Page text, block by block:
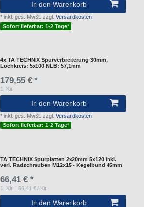
In den Warenkorb
*inkl. ges. MwSt. zzgl.Versandkosten
Sofort lieferbar: 1-2 Tage*
4x TA TECHNIX Spurverbreiterung 30mm,
Lochkreis: 5x100 NLB: 57,1mm
179,55 € *
1 Kit
In den Warenkorb
*inkl. ges. MwSt. zzgl.Versandkosten
Sofort lieferbar: 1-2 Tage*
TA TECHNIX Spurplatten 2x20mm 5x120 inkl.
verl. Radschrauben M12x15 - Kegelbund 45mm
66,41 € *
1 Kit | 66,41 € / Kit
In den Warenkorb